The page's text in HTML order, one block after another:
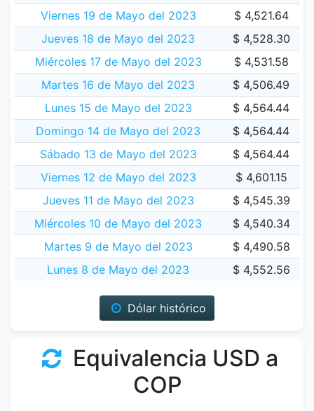
Viernes 19 de Mayo del 2023
$ 4,521.64
Jueves 18 de Mayo del 2023
$ 4,528.30
Miércoles 17 de Mayo del 2023
$ 4,531.58
Martes 16 de Mayo del 2023
$ 4,506.49
Lunes 15 de Mayo del 2023
$ 4,564.44
Domingo 14 de Mayo del 2023
$ 4,564.44
Sábado 13 de Mayo del 2023
$ 4,564.44
Viernes 12 de Mayo del 2023
$ 4,601.15
Jueves 11 de Mayo del 2023
$ 4,545.39
Miércoles 10 de Mayo del 2023
$ 4,540.34
Martes 9 de Mayo del 2023
$ 4,490.58
Lunes 8 de Mayo del 2023
$ 4,552.56
Dólar histórico
Equivalencia USD a
COP